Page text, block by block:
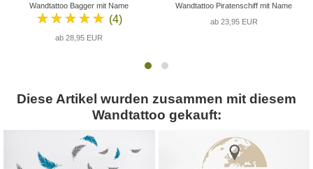
Wandtattoo Bagger mit Name
★★★★★ (4)
ab 28,95 EUR
Wandtattoo Piratenschiff mit Name
ab 23,95 EUR
Diese Artikel wurden zusammen mit diesem
Wandtattoo gekauft: